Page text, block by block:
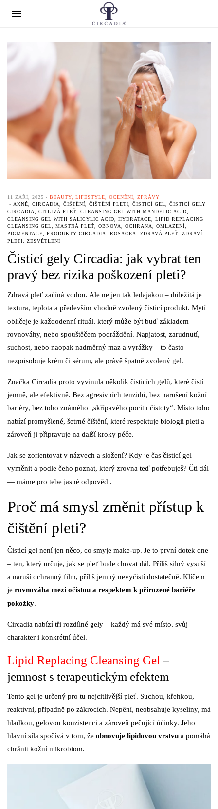
11 ZÁŘÍ, 2025 BEAUTY LIFESTYLE OCENĚNÍ
ZPRÁVY
AKNÉ
CIRCADIA ČIŠTĚNÍ ČIŠTĚNÍ PLETI ČISTICÍ GEL
ČISTICÍ GELY
CIRCADIA
CITLIVÁ PLEŤ CLEANSING GEL WITH MANDELIC ACID
CLEANSING GEL WITH SALICYLIC ACID
HYDRATACE
LIPID REPLACING
CLEANSING GEL
MASTNÁ PLEŤ OBNOVA OCHRANA OMLAZENÍ
PIGMENTACE
PRODUKTY CIRCADIA ROSACEA ZDRAVÁ PLEŤ
ZDRAVÍ
PLETI
ZESVĚTLENÍ
Čisticí gely Circadia: jak vybrat ten
pravý bez rizika poškození pleti?
Zdravá pleť začíná vodou. Ale ne jen tak ledajakou – důležitá je
textura, teplota a především vhodně zvolený čisticí produkt. Mytí
obličeje je každodenní rituál, který může být buď základem
rovnováhy, nebo spouštěčem podráždění. Napjatost, zarudnutí,
suchost, nebo naopak nadměrný maz a vyrážky – to často
nezpůsobuje krém či sérum, ale právě špatně zvolený gel.
Značka Circadia proto vyvinula několik čisticích gelů, které čistí
jemně, ale efektivně. Bez agresivních tenzidů, bez narušení kožní
bariéry, bez toho známého „skřípavého pocitu čistoty“. Místo toho
nabízí promyšlené, šetrné čištění, které respektuje biologii pleti a
zároveň ji připravuje na další kroky péče.
Jak se zorientovat v názvech a složení? Kdy je čas čisticí gel
vyměnit a podle čeho poznat, který zrovna teď potřebuješ? Čti dál
— máme pro tebe jasné odpovědi.
Proč má smysl změnit přístup k
čištění pleti?
Čisticí gel není jen něco, co smyje make-up. Je to první dotek dne
– ten, který určuje, jak se pleť bude chovat dál. Příliš silný vysuší
a naruší ochranný film, příliš jemný nevyčistí dostatečně. Klíčem
je rovnováha mezi očistou a respektem k přirozené bariéře
pokožky.
Circadia nabízí tři rozdílné gely – každý má své místo, svůj
charakter i konkrétní účel.
Lipid Replacing Cleansing Gel –
jemnost s terapeutickým efektem
Tento gel je určený pro tu nejcitlivější pleť. Suchou, křehkou,
reaktivní, případně po zákrocích. Nepění, neobsahuje kyseliny, má
hladkou, gelovou konzistenci a zároveň pečující účinky. Jeho
hlavní síla spočívá v tom, že obnovuje lipidovou vrstvu a pomáhá
chránit kožní mikrobiom.